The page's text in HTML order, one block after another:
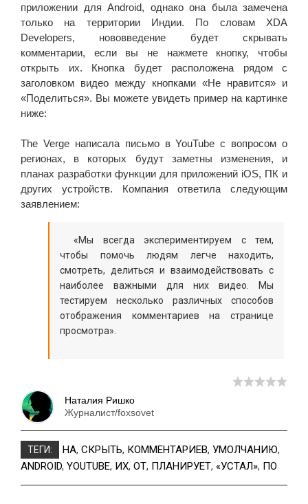
приложении для Android, однако она была замечена
только на территории Индии. По словам XDA
Developers, нововведение будет скрывать
комментарии, если вы не нажмете кнопку, чтобы
открыть их. Кнопка будет расположена рядом с
заголовком видео между кнопками «Не нравится» и
«Поделиться». Вы можете увидеть пример на картинке
ниже:
The Verge написала письмо в YouTube с вопросом о
регионах, в которых будут заметны изменения, и
планах разработки функции для приложений iOS, ПК и
других устройств. Компания ответила следующим
заявлением:
«Мы всегда экспериментируем с тем,
чтобы помочь людям легче находить,
смотреть, делиться и взаимодействовать с
наиболее важными для них видео. Мы
тестируем несколько различных способов
отображения комментариев на странице
просмотра».
Наталия Ришко
Журналист/foxsovet
ТЕГИ: НА, СКРЫТЬ, КОММЕНТАРИЕВ, УМОЛЧАНИЮ,
ANDROID, YOUTUBE, ИХ, ОТ, ПЛАНИРУЕТ, «УСТАЛ», ПО